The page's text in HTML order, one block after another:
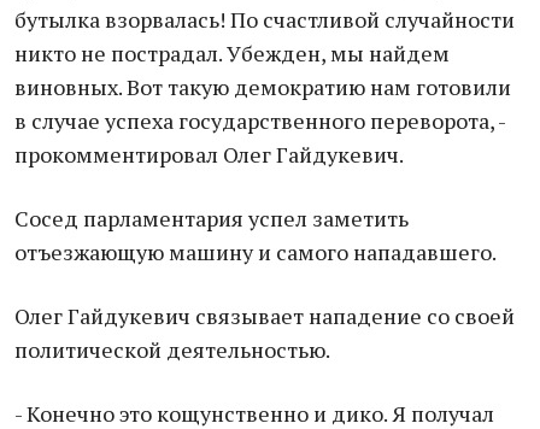
бутылка взорвалась! По счастливой случайности
никто не пострадал. Убежден, мы найдем
виновных. Вот такую демократию нам готовили
в случае успеха государственного переворота, -
прокомментировал Олег Гайдукевич.
Сосед парламентария успел заметить
отъезжающую машину и самого нападавшего.
Олег Гайдукевич связывает нападение со своей
политической деятельностью.
- Конечно это кощунственно и дико. Я получал